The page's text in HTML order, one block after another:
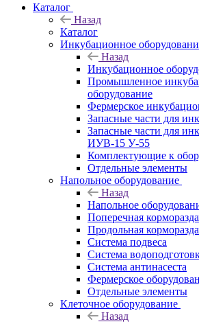
Каталог
Назад
Каталог
Инкубационное
Назад
Инкубационное
Промышленное
оборудование
Фермерское
Запасные части для
Запасные части для
ИУВ-15 У-55
Комплектующие к
Отдельные элементы
Напольное оборудование
Назад
Напольное
Поперечная
Продольная
Система подвеса
Система
Система антинасеста
Фермерское
Отдельные элементы
Клеточное оборудование
Назад